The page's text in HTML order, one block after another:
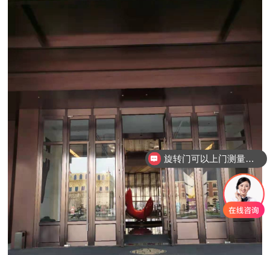
旋转门可以上门测量安装吗？
旋转门都是什么型号？